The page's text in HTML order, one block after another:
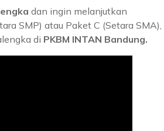
dan ingin melanjutkan
SMP) atau Paket C (Setara SMA),
di PKBM INTAN Bandung.